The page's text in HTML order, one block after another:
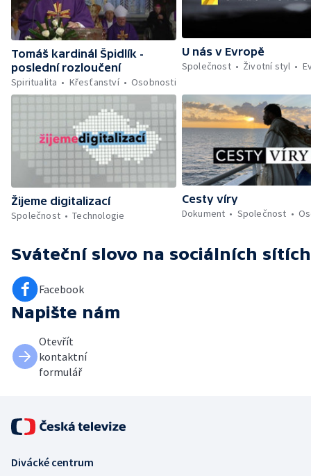
Tomáš kardinál Špidlík -
poslední rozloučení
Spiritualita
Křesťanství Osobnosti
U nás v Evropě
Společnost
Životní styl
Žijeme digitalizací
Společnost
Technologie
Cesty víry
Dokument
Společnost
Sváteční slovo na sociálních sítích
Facebook
Napište nám
Otevřít
kontaktní
formulář
Divácké centrum